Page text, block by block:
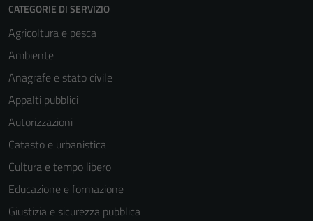
CATEGORIE DI SERVIZIO
Agricoltura e pesca
Ambiente
Anagrafe e stato civile
Appalti pubblici
Autorizzazioni
Catasto e urbanistica
Cultura e tempo libero
Educazione e formazione
Giustizia e sicurezza pubblica